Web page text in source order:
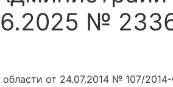
№
от 24.07.2014 № 107/